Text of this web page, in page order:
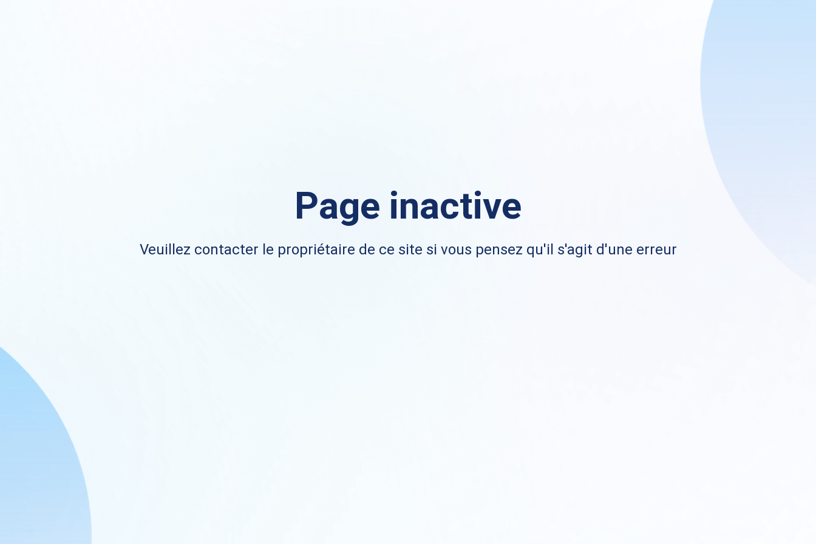
Page inactive
Veuillez contacter le propriétaire de ce site si vous pensez qu'il s'agit d'une erreur